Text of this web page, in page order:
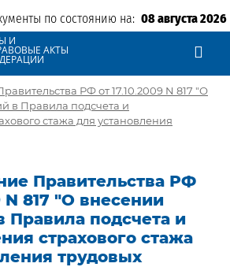
по состоянию на: 08 августа 2026
И
АКТЫ
РФ от 17.10.2009 N 817 "О
в Правила подсчета и
стажа для установления
Правительства РФ
N 817 "О внесении
Правила подсчета и
страхового стажа
трудовых